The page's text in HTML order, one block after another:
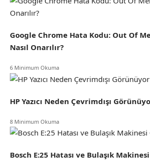
Google Chrome Hata Kodu: Out Of
Nasıl Onarılır?
6 Minimum Okuma
HP Yazıcı Neden Çevrimdışı
8 Minimum Okuma
Bosch E:25 Hatası ve Bulaşık